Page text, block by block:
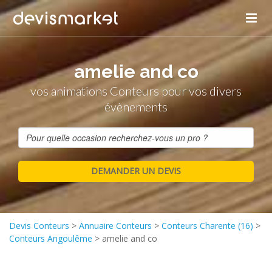
amelie and co
vos animations Conteurs pour vos divers
évènements
Devis Conteurs > Annuaire Conteurs > Conteurs Charente (16) >
Conteurs Angoulême > amelie and co